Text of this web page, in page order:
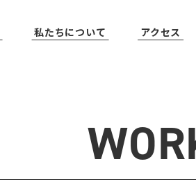
私たちについて アクセス